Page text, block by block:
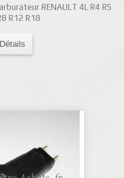
RENAULT 4L R4 R5
R12 R18
Détails